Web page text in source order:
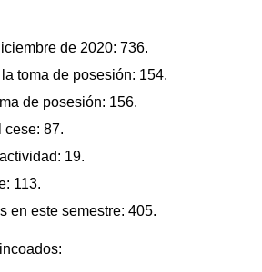
de 2020: 736.
toma de posesión: 154.
de posesión: 156.
cese: 87.
19.
113.
en este semestre: 405.